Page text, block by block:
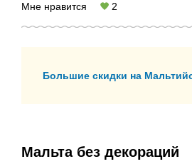
Мне нравится 2
Большие скидки на
Мальта без декораций